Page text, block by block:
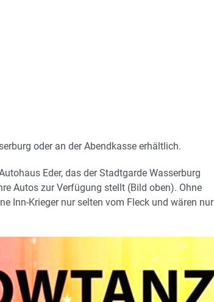
oder an der Abendkasse erhältlich.
Eder, das der Stadtgarde Wasserburg
Autos zur Verfügung stellt (Bild oben). Ohne
Inn-Krieger nur selten vom Fleck und wären nur